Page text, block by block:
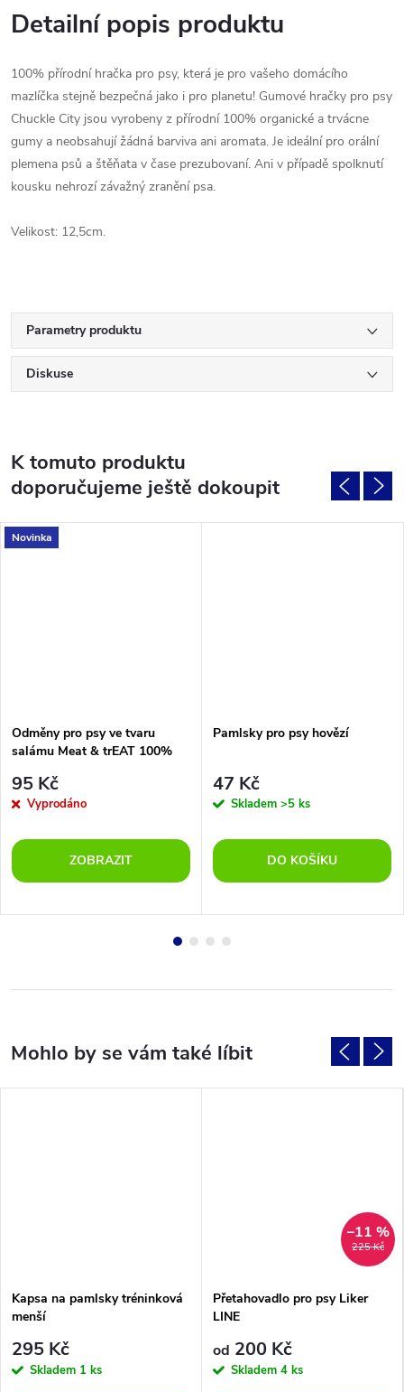
Detailní popis produktu
100% přírodní hračka pro psy, která je pro vašeho domácího
mazlíčka stejně bezpečná jako i pro planetu! Gumové hračky pro psy
Chuckle City jsou vyrobeny z přírodní 100% organické a trvácne
gumy a neobsahují žádná barviva ani aromata. Je ideální pro orální
plemena psů a štěňata v čase prezubovaní. Ani v případě spolknutí
kousku nehrozí závažný zranění psa.
Velikost: 12,5cm.
Parametry produktu
Diskuse
K tomuto produktu
doporučujeme ještě dokoupit
Novinka
Odměny pro psy ve tvaru
salámu Meat & trEAT 100%
95 Kč
Vyprodáno
ZOBRAZIT
Pamlsky pro psy hovězí
47 Kč
Skladem >5 ks
DO KOŠÍKU
Kapsa na pamlsky tréninková
menší
295 Kč
Skladem 1 ks
225 Kč
–11 %
Přetahovadlo pro psy Liker
LINE
od 200 Kč
Skladem 4 ks